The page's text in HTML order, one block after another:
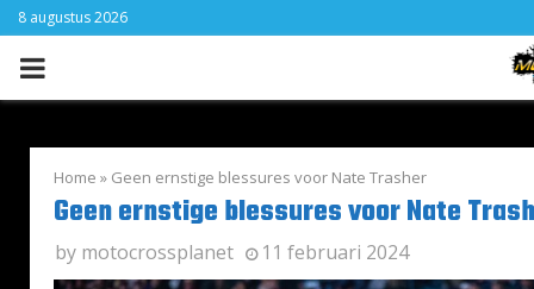
8 augustus 2026
PRIMARY
Home » Geen ernstige blessures voor Nate Trasher
Geen ernstige blessures voor Nate
by motocrossplanet 11 februari 2024